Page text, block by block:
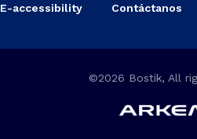
E-accessibility Contáctanos
©2026 Bostik, All